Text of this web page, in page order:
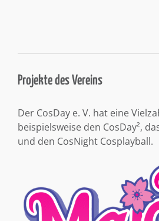
Projekte des Vereins
Der CosDay e. V. hat eine
beispielsweise den CosDay²,
und den CosNight Cosplayball.